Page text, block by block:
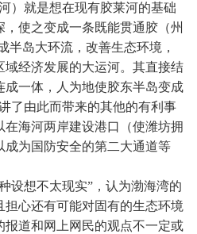
）就是想在现有胶莱河的基础
，使之变成一条既能贯通胶（州
半岛大环流，改善生态环境，
域经济发展的大运河。其直接结
一体，人为地使胶东半岛变成
了由此而带来的其他的有利事
海河两岸建设港口（使潍坊拥
为国防安全的第二大通道等
设想不太现实”，认为渤海湾的
心还有可能对固有的生态环境
道和网上网民的观点不一定或